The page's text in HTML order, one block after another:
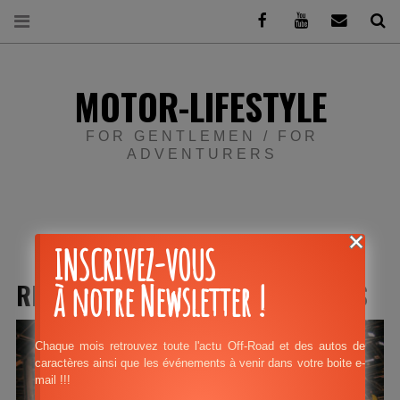
MOTOR-LIFESTYLE
FOR GENTLEMEN / FOR
ADVENTURERS
cars
RETROMOBILEMOTORSHOW PARIS
Facebook Youtube Email
INSCRIVEZ-VOUS
à notre Newsletter !
Chaque mois retrouvez toute l'actu Off-Road et des autos de
caractères ainsi que les événements à venir dans votre boite e-
mail !!!